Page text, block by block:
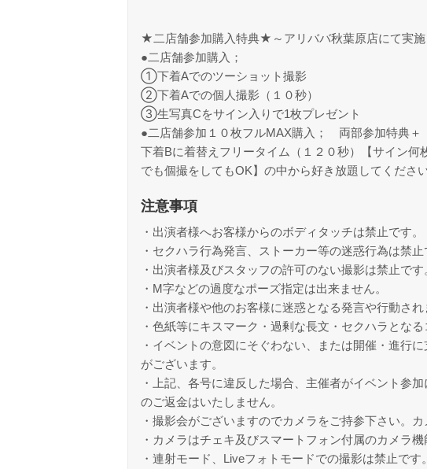
★二店舗参加購入特典★～アリババ秋葉原店にて実施
●二店舗参加購入；
①下着Aでのツーショット撮影
②下着Aでの個人撮影（１０秒）
③生写真Cをサイン入りで1枚プレゼント
●二店舗参加１０枚フルMAX購入； 両部参加特典＋
下着Bに着替えフリータイム（１２０秒）【サイン
でも個撮をしてもOK】の中から好き放題してください
注意事項
・出演者様へお客様からのボディタッチは禁止です。
・セクハラ行為発言、ストーカー等の迷惑行為は禁止
・出演者様及びスタッフの許可のない撮影は禁止です
・M字などの過度なポーズ指定は出来ません。
・出演者様や他のお客様に迷惑となる発言や行動さ
・色紙等にキスマーク・過剰な長文・セクハラとなる
・イベントの意図にそぐわない、または開催・進行
がございます。
・上記、各号に違反した場合、主催者がイベント参
のご返金はいたしません。
・撮影会がございますのでカメラをご持参下さい。
・カメラはチェキ及びスマートフォン付属のカメラ機
・連射モード、Liveフォトモードでの撮影は禁止です。